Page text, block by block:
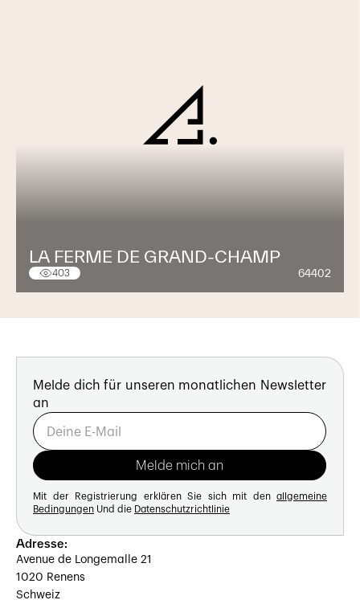
LA FERME DE GRAND-CHAMP
403 64402
Melde dich für unseren monatlichen Newsletter
an
Mit der Registrierung erklären Sie sich mit den allgemeine
Bedingungen Und die Datenschutzrichtlinie
Adresse:
Avenue de Longemalle 21
1020 Renens
Schweiz